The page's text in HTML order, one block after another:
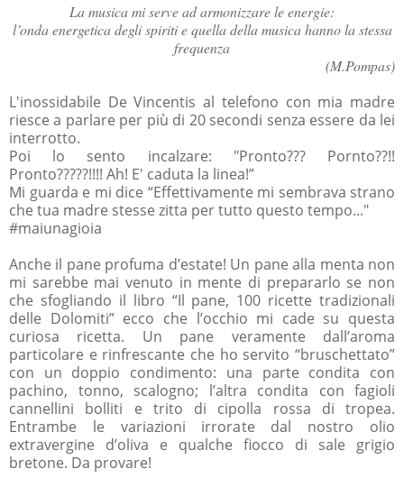
La musica mi serve ad armonizzare le energie:
l’onda energetica degli spiriti e quella della musica hanno la stessa
frequenza
(M.Pompas)
L'inossidabile De Vincentis al telefono con mia madre
riesce a parlare per più di 20 secondi senza essere da lei
interrotto.
Poi lo sento incalzare: "Pronto??? Pornto??!!
Pronto?????!!!! Ah! E' caduta la linea!”
Mi guarda e mi dice “Effettivamente mi sembrava strano
che tua madre stesse zitta per tutto questo tempo..."
#maiunagioia
Anche il pane profuma d’estate! Un pane alla menta non
mi sarebbe mai venuto in mente di prepararlo se non
che sfogliando il libro “Il pane, 100 ricette tradizionali
delle Dolomiti” ecco che l’occhio mi cade su questa
curiosa ricetta. Un pane veramente dall’aroma
particolare e rinfrescante che ho servito “bruschettato”
con un doppio condimento: una parte condita con
pachino, tonno, scalogno; l’altra condita con fagioli
cannellini bolliti e trito di cipolla rossa di tropea.
Entrambe le variazioni irrorate dal nostro olio
extravergine d’oliva e qualche fiocco di sale grigio
bretone. Da provare!